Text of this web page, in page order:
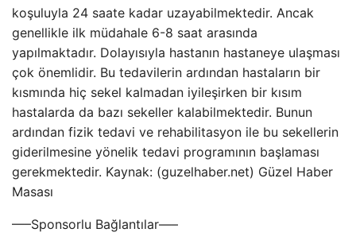
koşuluyla 24 saate kadar uzayabilmektedir. Ancak
genellikle ilk müdahale 6-8 saat arasında
yapılmaktadır. Dolayısıyla hastanın hastaneye ulaşması
çok önemlidir. Bu tedavilerin ardından hastaların bir
kısmında hiç sekel kalmadan iyileşirken bir kısım
hastalarda da bazı sekeller kalabilmektedir. Bunun
ardından fizik tedavi ve rehabilitasyon ile bu sekellerin
giderilmesine yönelik tedavi programının başlaması
gerekmektedir. Kaynak: (guzelhaber.net) Güzel Haber
Masası
—–Sponsorlu Bağlantılar—–